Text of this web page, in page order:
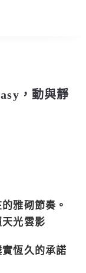
，動與靜
雅砌節奏。
光雲影
恆久的承諾